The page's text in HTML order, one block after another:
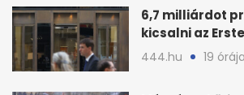
6,7 milliárdot
kicsalni az
az első félévben
444.hu 19 órája